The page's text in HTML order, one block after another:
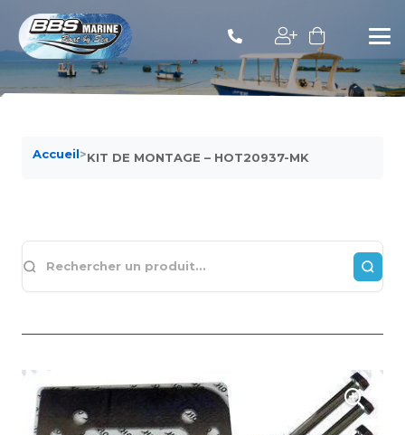
Accueil>KIT DE MONTAGE – HOT20937-MK